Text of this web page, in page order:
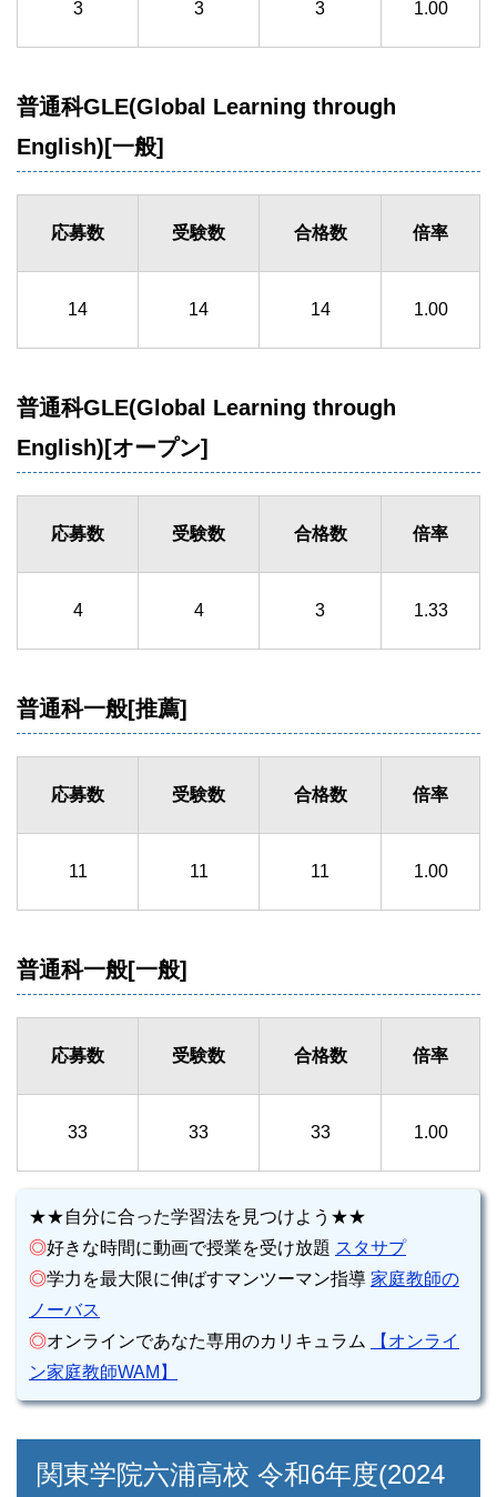
3 3 3 1.00
普通科GLE(Global Learning through
English)[一般]
応募数 受験数 合格数 倍率
14 14 14 1.00
普通科GLE(Global Learning through
English)[オープン]
応募数 受験数 合格数 倍率
4 4 3 1.33
普通科一般[推薦]
応募数 受験数 合格数 倍率
11 11 11 1.00
普通科一般[一般]
応募数 受験数 合格数 倍率
33 33 33 1.00
★★自分に合った学習法を見つけよう★★
◎好きな時間に動画で授業を受け放題 スタサプ
◎学力を最大限に伸ばすマンツーマン指導 家庭教師の
ノーバス
◎オンラインであなた専用のカリキュラム
【オンライ
ン家庭教師WAM】
関東学院六浦高校 令和6年度(2024